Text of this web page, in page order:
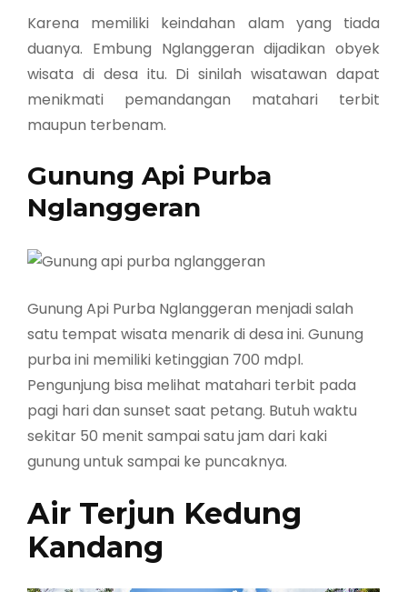
Karena memiliki keindahan alam yang tiada
duanya. Embung Nglanggeran dijadikan obyek
wisata di desa itu. Di sinilah wisatawan dapat
menikmati pemandangan matahari terbit
maupun terbenam.
Gunung Api Purba
Nglanggeran
Gunung Api Purba Nglanggeran menjadi salah
satu tempat wisata menarik di desa ini. Gunung
purba ini memiliki ketinggian 700 mdpl.
Pengunjung bisa melihat matahari terbit pada
pagi hari dan sunset saat petang. Butuh waktu
sekitar 50 menit sampai satu jam dari kaki
gunung untuk sampai ke puncaknya.
Air Terjun Kedung
Kandang